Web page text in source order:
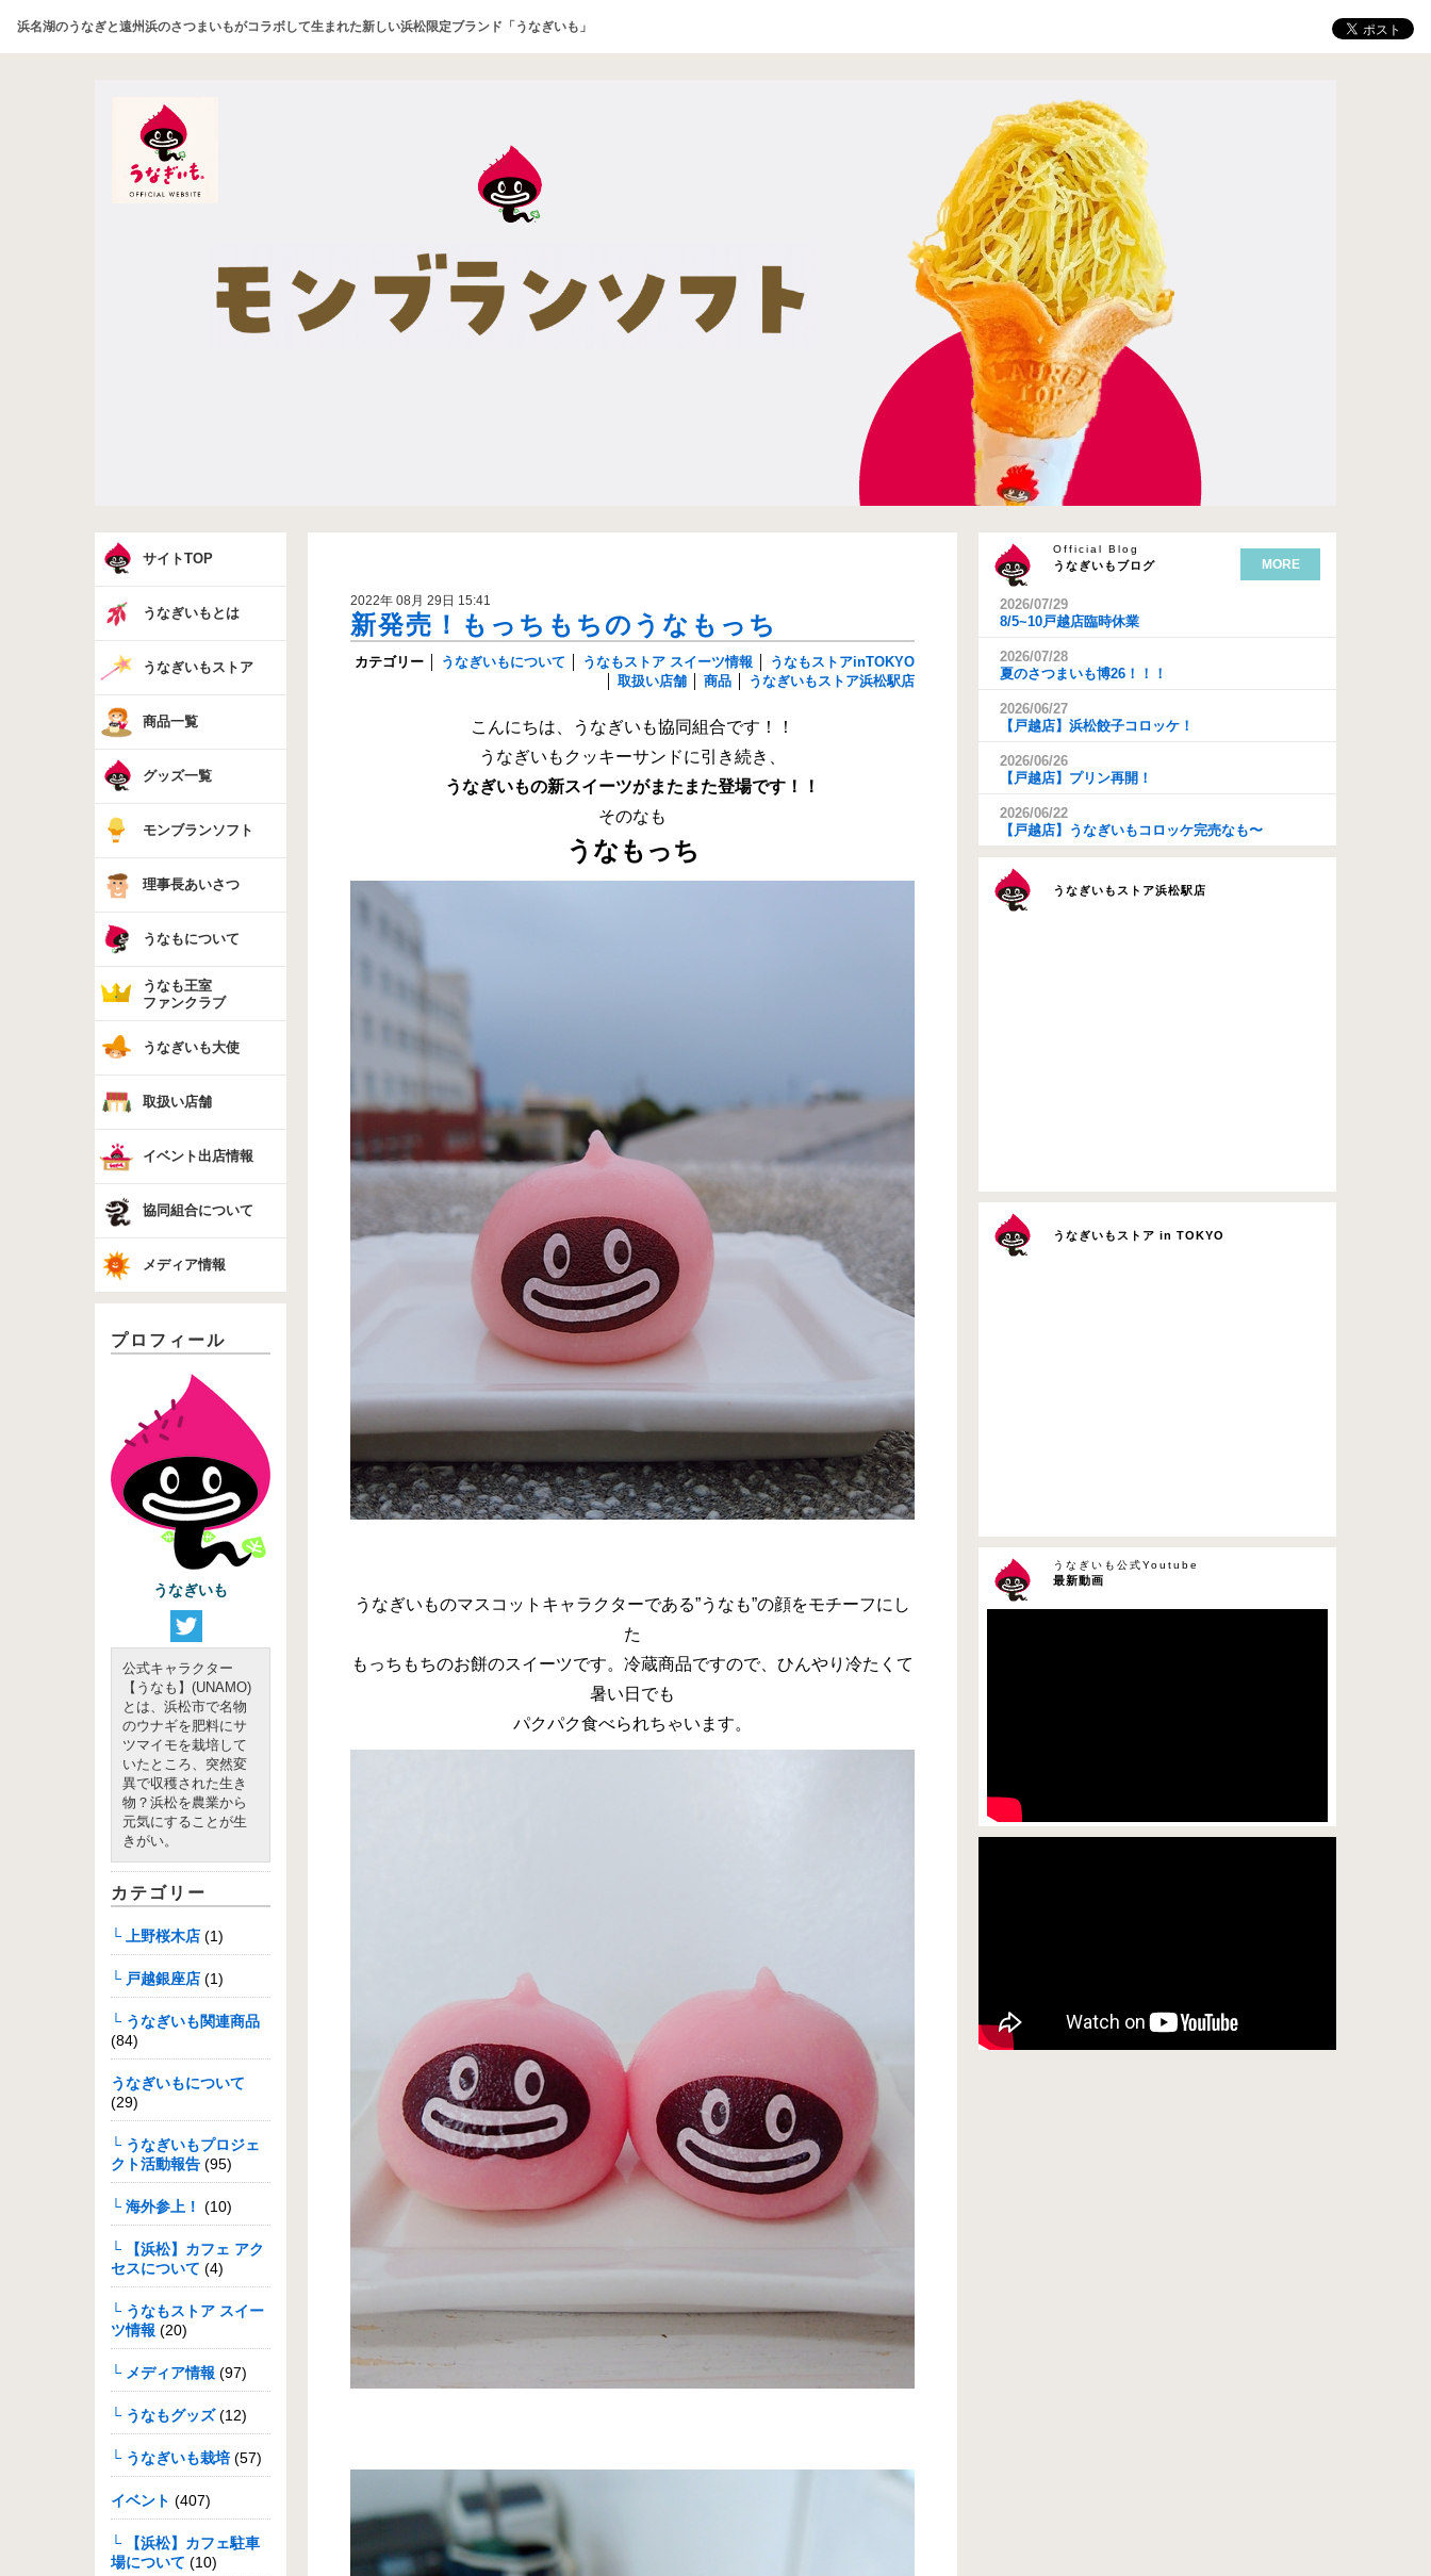
浜名湖のうなぎと遠州浜のさつまいもがコラボして生まれた新しい浜松限定ブランド「うなぎいも」
サイトTOP
うなぎいもとは
うなぎいもストア
商品一覧
グッズ一覧
モンブランソフト
理事長あいさつ
うなもについて
うなも王室
ファンクラブ
うなぎいも大使
取扱い店舗
イベント出店情報
協同組合について
メディア情報
プロフィール
うなぎいも
公式キャラクター
【うなも】(UNAMO)
とは、浜松市で名物
のウナギを肥料にサ
ツマイモを栽培して
いたところ、突然変
異で収穫された生き
物？浜松を農業から
元気にすることが生
きがい。
カテゴリー
└ 上野桜木店 (1)
└ 戸越銀座店 (1)
└ うなぎいも関連商品
(84)
うなぎいもについて
(29)
└ うなぎいもプロジェ
クト活動報告 (95)
└ 海外参上！ (10)
└ 【浜松】カフェ アク
セスについて (4)
└ うなもストア スイー
ツ情報 (20)
└ メディア情報 (97)
└ うなもグッズ(12)
└ うなぎいも栽培(57)
イベント (407)
└ 【浜松】カフェ駐車
場について (10)
2022年 08月 29日 15:41
新発売！もっちもちのうなもっち
カテゴリー うなぎいもについて うなもストア スイーツ情報
うなもストアinTOKYO
取扱い店舗 商品 うなぎいもストア浜松駅店
こんにちは、うなぎいも協同組合です！！
うなぎいもクッキーサンドに引き続き、
うなぎいもの新スイーツがまたまた登場です！！
そのなも
うなもっち
うなぎいものマスコットキャラクターである”うなも”の顔をモチーフにし
た
もっちもちのお餅のスイーツです。冷蔵商品ですので、ひんやり冷たくて
暑い日でも
パクパク食べられちゃいます。
うなぎいもブログ
Official Blog
MORE
2026/07/29
8/5~10戸越店臨時休業
2026/07/28
夏のさつまいも博26！！！
2026/06/27
【戸越店】浜松餃子コロッケ！
2026/06/26
【戸越店】プリン再開！
2026/06/22
【戸越店】うなぎいもコロッケ完売なも〜
うなぎいもストア浜松駅店
うなぎいもストア in TOKYO
最新動画
うなぎいも公式Youtube